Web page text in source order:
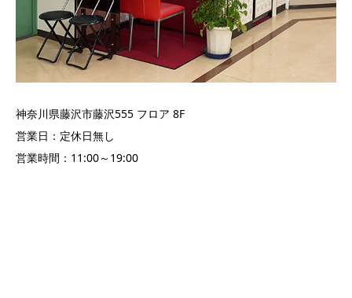
神奈川県藤沢市藤沢555 フロア 8F
営業日：定休日無し
営業時間：11:00～19:00